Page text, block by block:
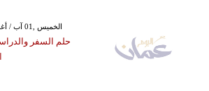
GMT 16:09 2019 الخميس ,01 آب / أغسطس
حلم السفر